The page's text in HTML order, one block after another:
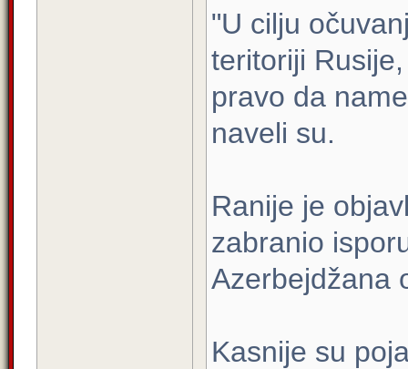
"U cilju
teritoriji
pravo da
naveli su.
Ranije je
zabranio
Azerbejdžana
Kasnije su